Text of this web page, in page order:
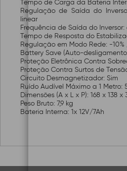
Tempo de Carga da Bateria
Regulação de Saída do
linear
Frequência de Saída do Inversor:
Tempo de Resposta do
Regulação em Modo Rede: -10%
Battery Save (Auto-
Proteção Eletrônica Contra
Proteção Contra Surtos de
Circuito Desmagnetizador: Sim
Ruído Audível Máximo a 1 Metro:
Dimensões (A x L x P): 168 x 138 x
Peso Bruto: 7,9 kg
Bateria Interna: 1x 12V/7Ah